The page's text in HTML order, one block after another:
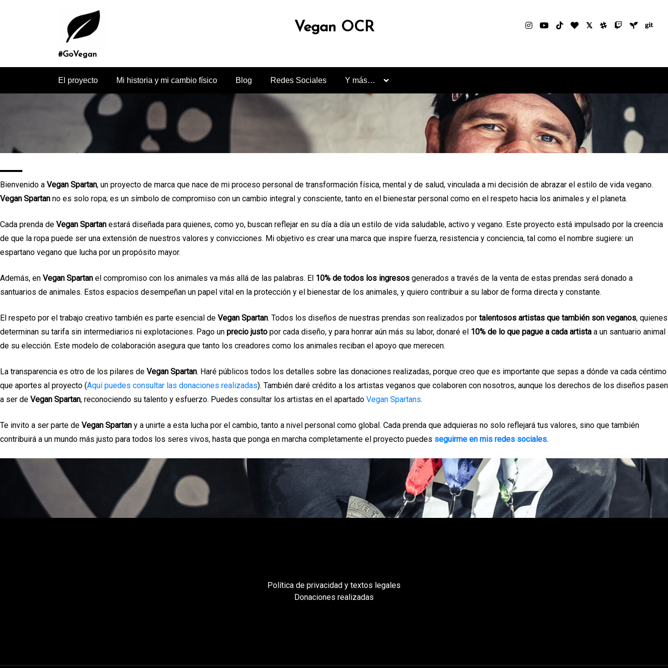
Vegan OCR
#GoVegan
El proyecto Mi historia y mi cambio físico Blog Redes Sociales Y más…
Bienvenido a Vegan Spartan, un proyecto de marca que nace de mi proceso personal de transformación física, mental y de salud, vinculada a mi decisión de abrazar el estilo de vida vegano.
Vegan Spartan no es solo ropa; es un símbolo de compromiso con un cambio integral y consciente, tanto en el bienestar personal como en el respeto hacia los animales y el planeta.
Cada prenda de Vegan Spartan estará diseñada para quienes, como yo, buscan reflejar en su día a día un estilo de vida saludable, activo y vegano. Este proyecto está impulsado por la creencia
de que la ropa puede ser una extensión de nuestros valores y convicciones. Mi objetivo es crear una marca que inspire fuerza, resistencia y conciencia, tal como el nombre sugiere: un
espartano vegano que lucha por un propósito mayor.
Además, en Vegan Spartan el compromiso con los animales va más allá de las palabras. El 10% de todos los ingresos generados a través de la venta de estas prendas será donado a
santuarios de animales. Estos espacios desempeñan un papel vital en la protección y el bienestar de los animales, y quiero contribuir a su labor de forma directa y constante.
El respeto por el trabajo creativo también es parte esencial de Vegan Spartan. Todos los diseños de nuestras prendas son realizados por talentosos artistas que también son veganos, quienes
determinan su tarifa sin intermediarios ni explotaciones. Pago un precio justo por cada diseño, y para honrar aún más su labor, donaré el 10% de lo que pague a cada artista a un santuario animal
de su elección. Este modelo de colaboración asegura que tanto los creadores como los animales reciban el apoyo que merecen.
La transparencia es otro de los pilares de Vegan Spartan. Haré públicos todos los detalles sobre las donaciones realizadas, porque creo que es importante que sepas a dónde va cada céntimo
que aportes al proyecto (Aquí puedes consultar las donaciones realizadas). También daré crédito a los artistas veganos que colaboren con nosotros, aunque los derechos de los diseños pasen
a ser de Vegan Spartan, reconociendo su talento y esfuerzo. Puedes consultar los artistas en el apartado Vegan Spartans.
Te invito a ser parte de Vegan Spartan y a unirte a esta lucha por el cambio, tanto a nivel personal como global. Cada prenda que adquieras no solo reflejará tus valores, sino que también
contribuirá a un mundo más justo para todos los seres vivos, hasta que ponga en marcha completamente el proyecto puedes seguirme en mis redes sociales.
Política de privacidad y textos legales
Donaciones realizadas